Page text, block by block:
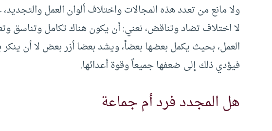
ولا مانع من تعدد هذه المجالات واختلاف ألوان العمل
لا اختلاف تضاد وتناقض، نعني: أن يكون هناك تكامل وتناسق
العمل، بحيث يكمل بعضها بعضاً، ويشد بعضا أزر بعض لا أن
فيؤدي ذلك إلى ضعفها جميعاً وقوة أعدائها.
هل المجدد فرد أم جماعة